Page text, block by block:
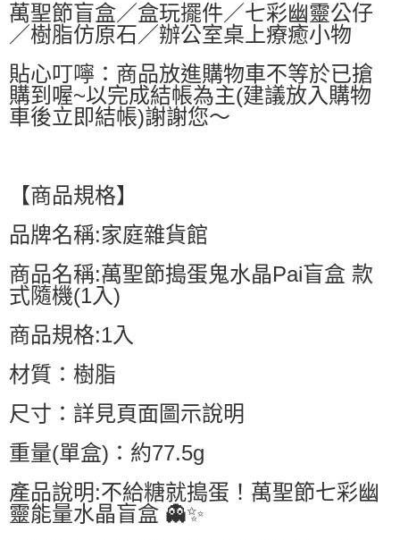
萬聖節盲盒／盒玩擺件／七彩幽靈公仔
／樹脂仿原石／辦公室桌上療癒小物
貼心叮嚀：商品放進購物車不等於已搶
購到喔~以完成結帳為主(建議放入購物
車後立即結帳)謝謝您～
【商品規格】
品牌名稱:家庭雜貨館
商品名稱:萬聖節搗蛋鬼水晶Pai盲盒 款
式隨機(1入)
商品規格:1入
材質：樹脂
尺寸：詳見頁面圖示說明
重量(單盒)：約77.5g
產品說明:不給糖就搗蛋！萬聖節七彩幽
靈能量水晶盲盒 👻✨